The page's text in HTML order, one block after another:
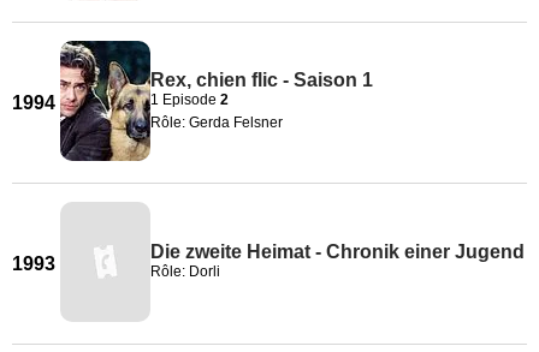
1994
Rex, chien flic - Saison 1
1 Episode 2
Rôle: Gerda Felsner
1993
Die zweite Heimat - Chronik einer Jugend
Rôle: Dorli